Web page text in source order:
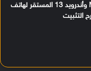
تحميل تحديث MIUI 14 وأندرويد 13 المستقر لهاتف